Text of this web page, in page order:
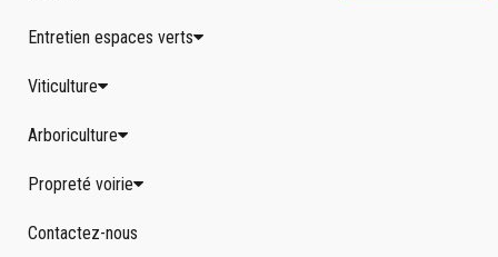
Entretien espaces verts
Viticulture
Arboriculture
Propreté voirie
Contactez-nous